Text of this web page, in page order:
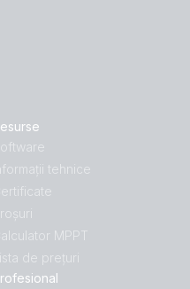
tehnice
MPPT
de prețuri